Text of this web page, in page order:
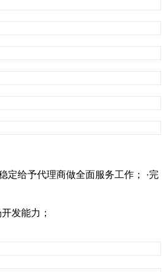
定给予代理商做全面服务工作； ·完
发能力；